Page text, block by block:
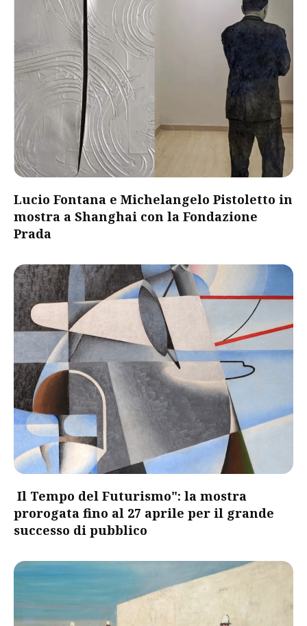
Lucio Fontana e Michelangelo Pistoletto in
mostra a Shanghai con la Fondazione
Prada
Il Tempo del Futurismo": la mostra
prorogata fino al 27 aprile per il grande
successo di pubblico